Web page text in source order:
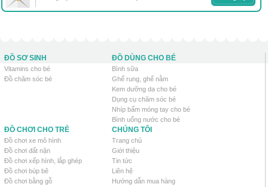
ĐỒ SƠ SINH
Vitamins cho bé
Đồ chăm sóc bé
ĐỒ DÙNG CHO BÉ
Bình sữa
Ghế rung, ghế nằm
Kem dưỡng da cho bé
Dụng cụ chăm sóc bé
Nhíp bấm móng tay cho bé
Bình uống nước cho bé
ĐỒ CHƠI CHO TRẺ
Đồ chơi xe mô hình
Đồ chơi đất nặn
Đồ chơi xếp hình, lắp ghép
Đồ chơi búp bê
Đồ chơi bằng gỗ
CHÚNG TÔI
Trang chủ
Giới thiệu
Tin tức
Liên hệ
Hướng dẫn mua hàng